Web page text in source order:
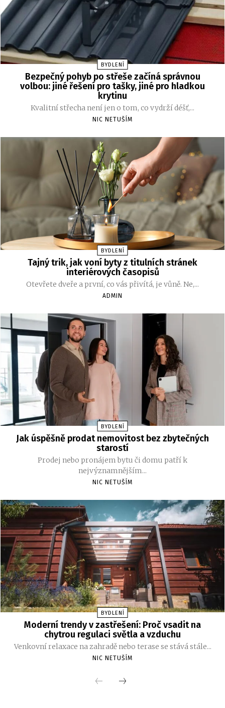
BYDLENÍ
Bezpečný pohyb po střeše začíná správnou
volbou: jiné řešení pro tašky, jiné pro hladkou
krytinu
Kvalitní střecha není jen o tom, co vydrží déšť,...
NIC NETUŠÍM
BYDLENÍ
Tajný trik, jak voní byty z titulních stránek
interiérových časopisů
Otevřete dveře a první, co vás přivítá, je vůně. Ne,...
ADMIN
BYDLENÍ
Jak úspěšně prodat nemovitost bez zbytečných
starostí
Prodej nebo pronájem bytu či domu patří k
nejvýznamnějším...
NIC NETUŠÍM
BYDLENÍ
Moderní trendy v zastřešení: Proč vsadit na
chytrou regulaci světla a vzduchu
Venkovní relaxace na zahradě nebo terase se stává stále...
NIC NETUŠÍM